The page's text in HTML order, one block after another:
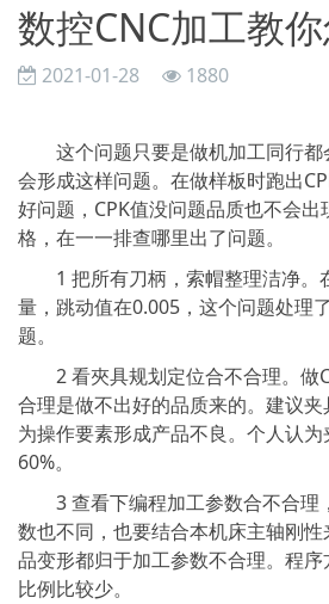
数控CNC加工教
2021-01-28 1880
这个问题只要是做机加工同行都
会形成这样问题。在做样板时跑出
好问题，CPK值没问题品质也不会出
格，在一一排查哪里出了问题。
1 把所有刀柄，索帽整理洁净。
量，跳动值在0.005，这个问题处理
题。
2 看夾具规划定位合不合理。做
合理是做不出好的品质来的。建议
为操作要素形成产品不良。个人认
60%。
3 查看下编程加工参数合不合理
数也不同，也要结合本机床主轴刚
品变形都归于加工参数不合理。程
比例比较少。